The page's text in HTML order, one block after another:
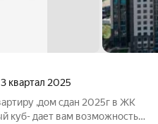
3 квартал 2025
,дом сдан 2025г в ЖК
куб- дает вам возможность